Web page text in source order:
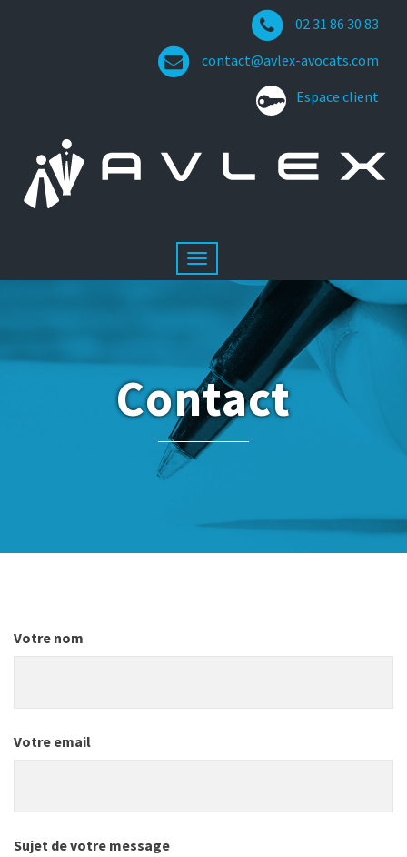
02 31 86 30 83
contact@avlex-avocats.com
Espace client
Contact
Votre nom
Votre email
Sujet de votre message